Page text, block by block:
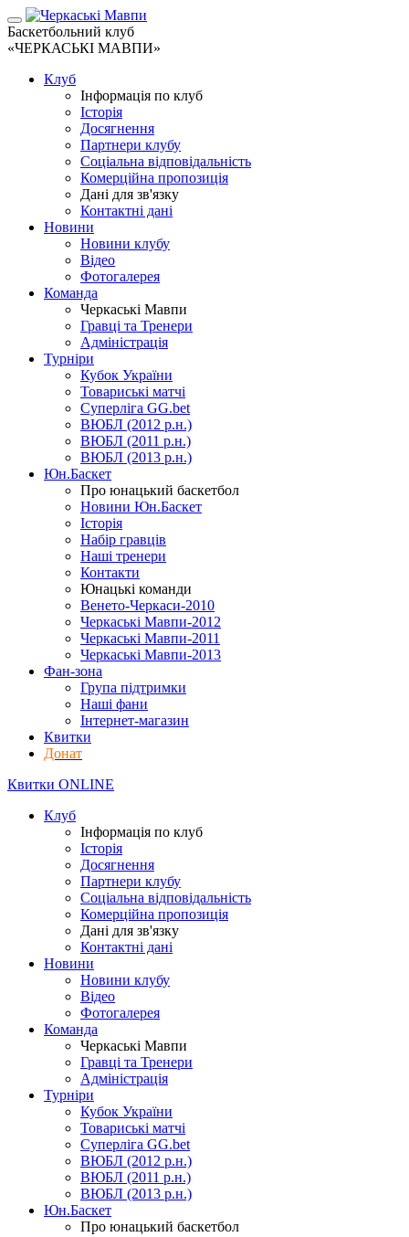
Баскетбольний клуб
«ЧЕРКАСЬКІ МАВПИ»
Клуб
Інформація по клуб
Історія
Досягнення
Партнери клубу
Соціальна відповідальність
Комерційна пропозиція
Дані для зв'язку
Контактні дані
Новини
Новини клубу
Відео
Фотогалерея
Команда
Черкаські Мавпи
Гравці та Тренери
Адміністрація
Турніри
Кубок України
Товариські матчі
Суперліга GG.bet
ВЮБЛ (2012 р.н.)
ВЮБЛ (2011 р.н.)
ВЮБЛ (2013 р.н.)
Юн.Баскет
Про юнацький баскетбол
Новини Юн.Баскет
Історія
Набір гравців
Наші тренери
Контакти
Юнацькі команди
Венето-Черкаси-2010
Черкаські Мавпи-2012
Черкаські Мавпи-2011
Черкаські Мавпи-2013
Фан-зона
Група підтримки
Наші фани
Інтернет-магазин
Квитки
Донат
Квитки ONLINE
Клуб
Інформація по клуб
Історія
Досягнення
Партнери клубу
Соціальна відповідальність
Комерційна пропозиція
Дані для зв'язку
Контактні дані
Новини
Новини клубу
Відео
Фотогалерея
Команда
Черкаські Мавпи
Гравці та Тренери
Адміністрація
Турніри
Кубок України
Товариські матчі
Суперліга GG.bet
ВЮБЛ (2012 р.н.)
ВЮБЛ (2011 р.н.)
ВЮБЛ (2013 р.н.)
Юн.Баскет
Про юнацький баскетбол